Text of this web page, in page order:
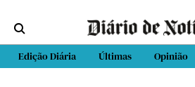
Edição Diária Últimas Opinião